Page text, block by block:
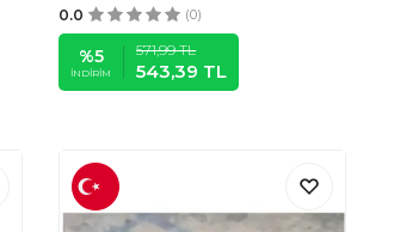
0.0 (0)
%5
İNDIRIM
571,99TL
543,39 TL